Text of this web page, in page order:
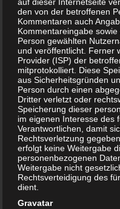
Frauenmanteltee +
Sahnehering in der
den von der betroffenen
Kommentaren auch
Kommentareingabe
Person gewählten
und veröffentlicht. Ferner
Provider (ISP) der
mitprotokolliert. Diese
aus Sicherheitsgründen
Person durch einen
Dritter verletzt oder
Speicherung dieser
im eigenen Interesse des
Verantwortlichen, damit
Rechtsverletzung
erfolgt keine Weitergabe
personenbezogenen
Weitergabe nicht
Rechtsverteidigung des
dient.
Gravatar